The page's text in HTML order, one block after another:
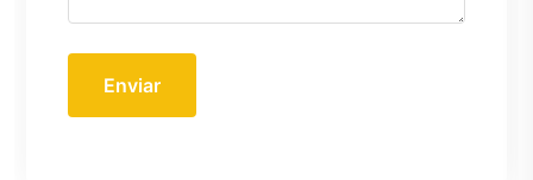
Enviar